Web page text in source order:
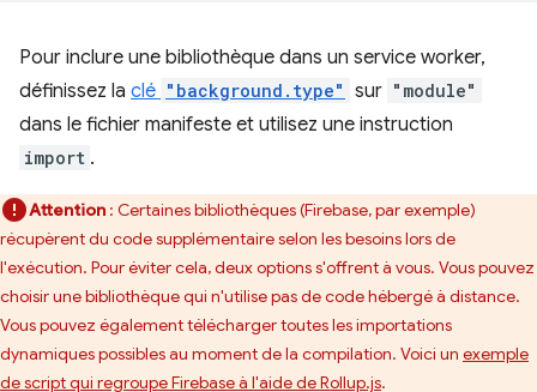
Pour inclure une bibliothèque dans un service worker,
définissez la clé "background.type" sur "module"
dans le fichier manifeste et utilisez une instruction
import .
Attention : Certaines bibliothèques (Firebase, par exemple)
récupèrent du code supplémentaire selon les besoins lors de
l'exécution. Pour éviter cela, deux options s'offrent à vous. Vous pouvez
choisir une bibliothèque qui n'utilise pas de code hébergé à distance.
Vous pouvez également télécharger toutes les importations
dynamiques possibles au moment de la compilation. Voici un exemple
de script qui regroupe Firebase à l'aide de Rollup.js.